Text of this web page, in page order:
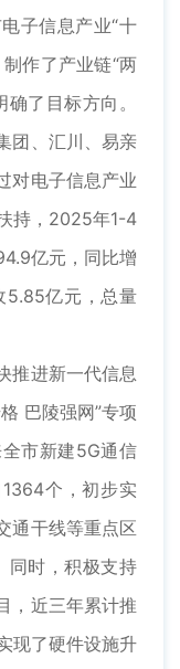
子信息产业“十
作了产业链“两
了目标方向。
团、汇川、易亲
对电子信息产业
持，2025年1-4
亿元，同比增
5.85亿元，总量
进新一代信息
巴陵强网”专项
市新建5G通信
个，初步实
通干线等重点区
同时，积极支持
，近三年累计推
现了硬件设施升